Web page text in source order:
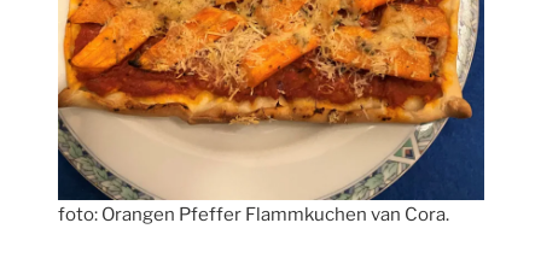
foto: Orangen Pfeffer Flammkuchen van Cora.